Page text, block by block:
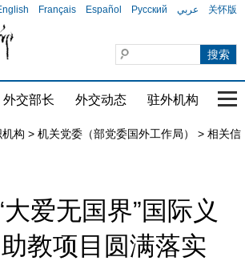
Français Español Русский عربي 关怀版
外交部长 外交动态 驻外机构 国
构 > 机关党委（部党委国外工作局） > 相关信
爱无国界”国际义
教项目圆满落实